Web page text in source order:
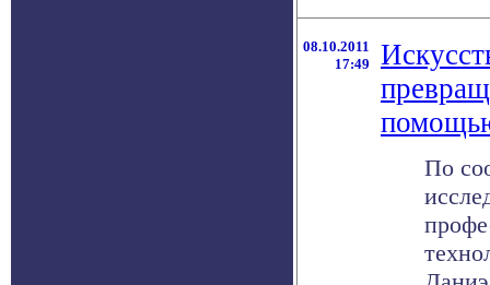
08.10.2011
17:49
По